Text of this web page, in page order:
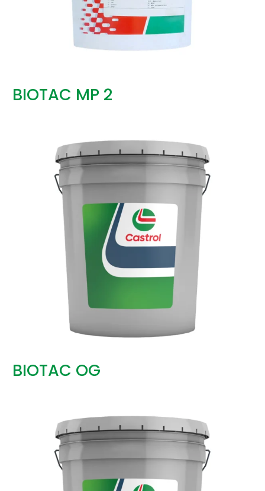
BIOTAC MP 2
BIOTAC OG